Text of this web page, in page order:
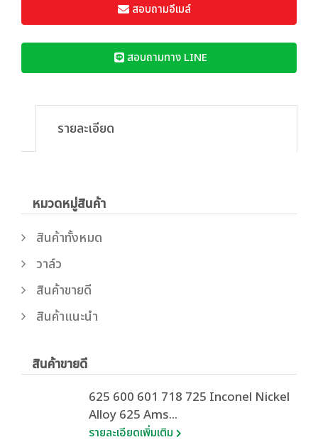
สอบถามอีเมล์
สอบถามทาง LINE
รายละเอียด
หมวดหมู่สินค้า
สินค้าทั้งหมด
วาล์ว
สินค้าขายดี
สินค้าแนะนำ
สินค้าขายดี
625 600 601 718 725 Inconel Nickel
Alloy 625 Ams...
รายละเอียดเพิ่มเติม